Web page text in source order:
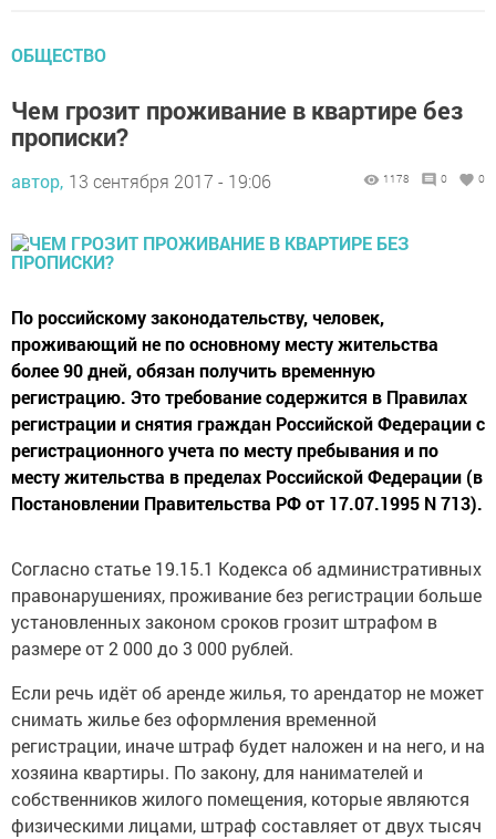
ОБЩЕСТВО
Чем грозит проживание в квартире без
прописки?
автор, 13 сентября 2017 - 19:06 1178 0 0
По российскому законодательству, человек,
проживающий не по основному месту жительства
более 90 дней, обязан получить временную
регистрацию. Это требование содержится в Правилах
регистрации и снятия граждан Российской Федерации с
регистрационного учета по месту пребывания и по
месту жительства в пределах Российской Федерации (в
Постановлении Правительства РФ от 17.07.1995 N 713).
Согласно статье 19.15.1 Кодекса об административных
правонарушениях, проживание без регистрации больше
установленных законом сроков грозит штрафом в
размере от 2 000 до 3 000 рублей.
Если речь идёт об аренде жилья, то арендатор не может
снимать жилье без оформления временной
регистрации, иначе штраф будет наложен и на него, и на
хозяина квартиры. По закону, для нанимателей и
собственников жилого помещения, которые являются
физическими лицами, штраф составляет от двух тысяч